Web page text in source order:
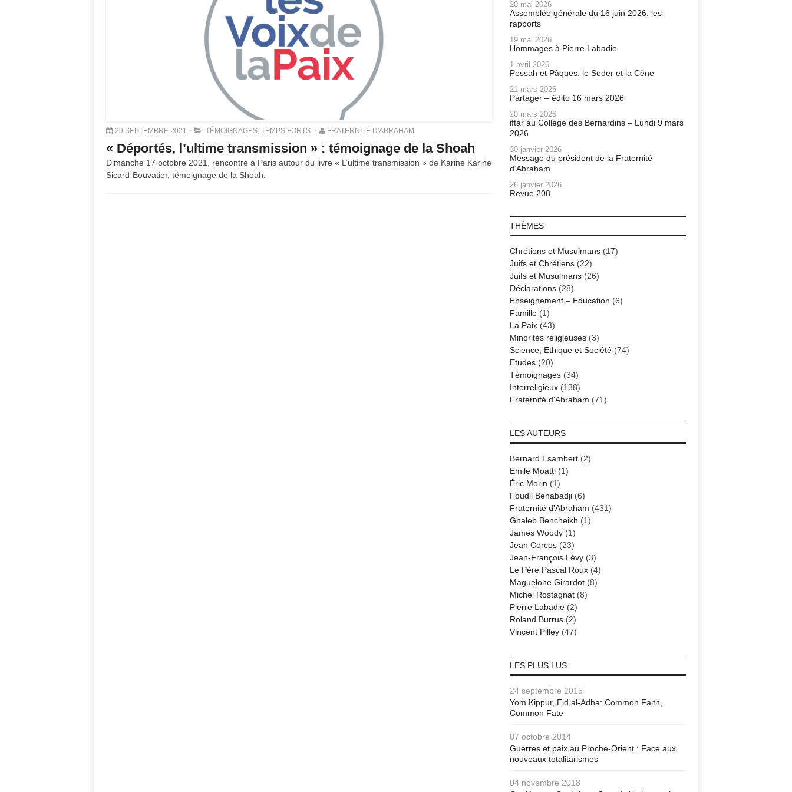
29 SEPTEMBRE 2021 TÉMOIGNAGES, TEMPS FORTS FRATERNITÉ D'ABRAHAM
« Déportés, l’ultime transmission » : témoignage de la Shoah
Dimanche 17 octobre 2021, rencontre à Paris autour du livre « L’ultime transmission » de Karine Karine
Sicard-Bouvatier, témoignage de la Shoah.
20 mai 2026
Assemblée générale du 16 juin 2026: les
rapports
19 mai 2026
Hommages à Pierre Labadie
1 avril 2026
Pessah et Pâques: le Seder et la Cène
21 mars 2026
Partager – édito 16 mars 2026
20 mars 2026
iftar au Collège des Bernardins – Lundi 9 mars
2026
30 janvier 2026
Message du président de la Fraternité
d’Abraham
26 janvier 2026
Revue 208
THÈMES
Chrétiens et Musulmans(17)
Juifs et Chrétiens(22)
Juifs et Musulmans(26)
Déclarations(28)
Enseignement – Education (6)
Famille(1)
La Paix(43)
Minorités religieuses(3)
Science, Ethique et Société(74)
Etudes(20)
Témoignages(34)
Interreligieux(138)
Fraternité d'Abraham (71)
LES AUTEURS
Bernard Esambert(2)
Emile Moatti(1)
Éric Morin (1)
Foudil Benabadji(6)
Fraternité d'Abraham (431)
Ghaleb Bencheikh (1)
James Woody(1)
Jean Corcos(23)
Jean-François Lévy(3)
Le Père Pascal Roux(4)
Maguelone Girardot(8)
Michel Rostagnat(8)
Pierre Labadie(2)
Roland Burrus(2)
Vincent Pilley(47)
LES PLUS LUS
24 septembre 2015
Yom Kippur, Eid al-Adha: Common Faith,
Common Fate
07 octobre 2014
Guerres et paix au Proche-Orient : Face aux
nouveaux totalitarismes
04 novembre 2018